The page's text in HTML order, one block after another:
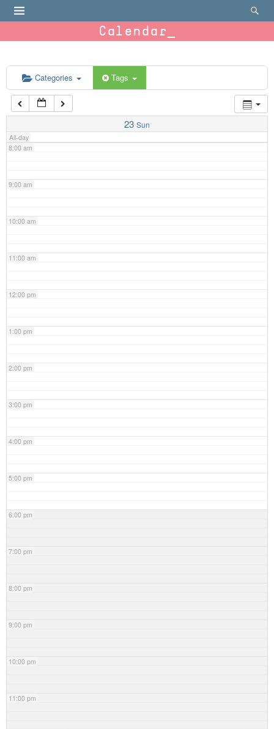
Calendar
Categories Tags
23 Sun
All-day
6:00 am
7:00 am
8:00 am
9:00 am
10:00 am
11:00 am
12:00 pm
1:00 pm
2:00 pm
3:00 pm
4:00 pm
5:00 pm
6:00 pm
7:00 pm
8:00 pm
9:00 pm
10:00 pm
11:00 pm